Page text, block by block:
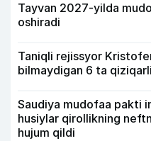
Tayvan 2027-yilda
oshiradi
Taniqli rejissyor
bilmaydigan 6 ta
Saudiya mudofaa pakti
husiylar qirollikning
hujum qildi